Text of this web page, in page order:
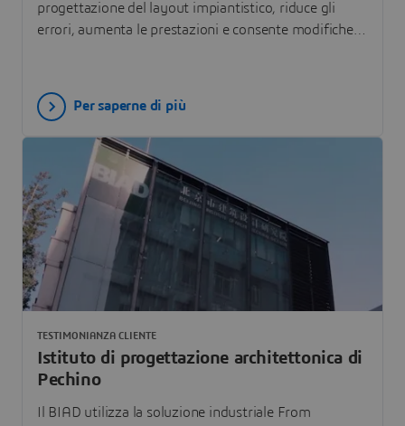
progettazione del layout impiantistico, riduce gli
errori, aumenta le prestazioni e consente modifiche
3DEXPERIENCE Works.
Per saperne di più
Istituto di progettazione architettonica di
Pechino
Il BIAD utilizza la soluzione industriale From
TESTIMONIANZA CLIENTE